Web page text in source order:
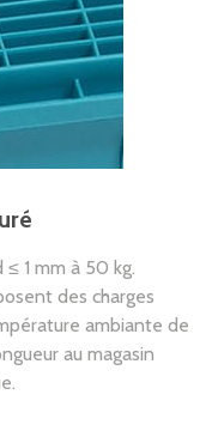
1 mm à 50 kg.
des charges
ambiante de
au magasin